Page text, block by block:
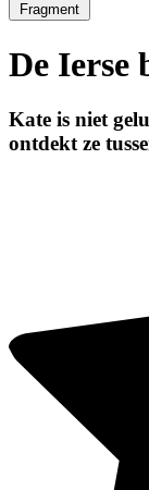
Fragment
De Ierse
Kate is niet
ontdekt ze